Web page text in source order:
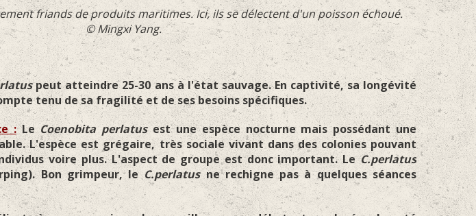
friands de produits maritimes. Ici, ils se délectent d'un poisson échoué.
© Mingxi Yang.
peut atteindre 25-30 ans à l'état sauvage. En captivité, sa longévité
tenu de sa fragilité et de ses besoins spécifiques.
:LeCoenobita perlatusest une espèce nocturne mais possédant une
L'espèce est grégaire, très sociale vivant dans des colonies pouvant
voire plus. L'aspect de groupe est donc important. LeC.perlatus
Bon grimpeur, leC.perlatusne rechigne pas à quelques séances